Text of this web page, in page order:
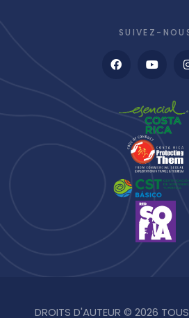
SUIVEZ-
DROITS D'AUTEUR © 2026 TOUS